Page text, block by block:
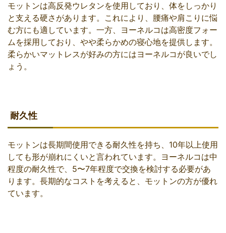
モットンは高反発ウレタンを使用しており、体をしっかり
と支える硬さがあります。これにより、腰痛や肩こりに悩
む方にも適しています。一方、ヨーネルコは高密度フォー
ムを採用しており、やや柔らかめの寝心地を提供します。
柔らかいマットレスが好みの方にはヨーネルコが良いでし
ょう。
耐久性
モットンは長期間使用できる耐久性を持ち、10年以上使用
しても形が崩れにくいと言われています。ヨーネルコは中
程度の耐久性で、5〜7年程度で交換を検討する必要があ
ります。長期的なコストを考えると、モットンの方が優れ
ています。